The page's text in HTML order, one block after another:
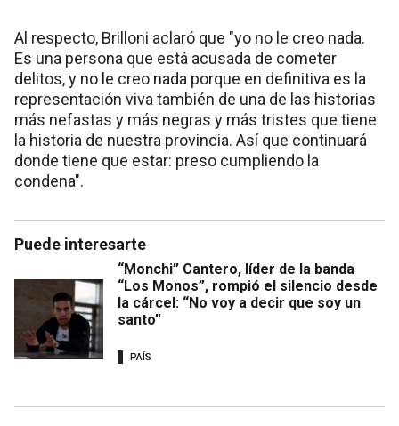
Al respecto, Brilloni aclaró que "yo no le creo nada.
Es una persona que está acusada de cometer
delitos, y no le creo nada porque en definitiva es la
representación viva también de una de las historias
más nefastas y más negras y más tristes que tiene
la historia de nuestra provincia. Así que continuará
donde tiene que estar: preso cumpliendo la
condena".
Puede interesarte
“Monchi” Cantero, líder de la banda
“Los Monos”, rompió el silencio desde
la cárcel: “No voy a decir que soy un
santo”
PAÍS